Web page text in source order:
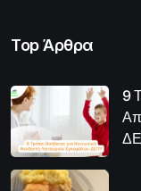
Top Άρθρα
9